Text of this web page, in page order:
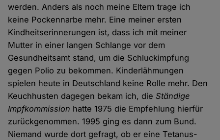
werden. Anders als noch meine Eltern trage ich
keine Pockennarbe mehr. Eine meiner ersten
Kindheitserinnerungen ist, dass ich mit meiner
Mutter in einer langen Schlange vor dem
Gesundheitsamt stand, um die Schluckimpfung
gegen Polio zu bekommen. Kinderlähmungen
spielen heute in Deutschland keine Rolle mehr. Den
Keuchhusten dagegen bekam ich, dieStändige
Impfkommission hatte 1975 die Empfehlung hierfür
zurückgenommen. 1995 ging es dann zum Bund.
Niemand wurde dort gefragt, ob er eine Tetanus-